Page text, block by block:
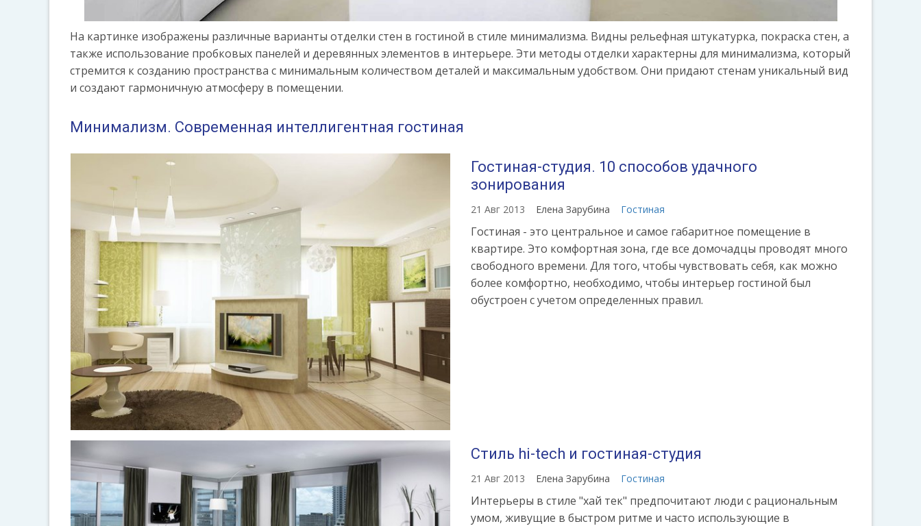
На картинке изображены различные варианты отделки стен в гостиной в стиле минимализма. Видны рельефная штукатурка, покраска стен, а
также использование пробковых панелей и деревянных элементов в интерьере. Эти методы отделки характерны для минимализма, который
стремится к созданию пространства с минимальным количеством деталей и максимальным удобством. Они придают стенам уникальный вид
и создают гармоничную атмосферу в помещении.
Минимализм. Современная интеллигентная гостиная
Гостиная-студия. 10 способов удачного
зонирования
21 Авг 2013 Елена Зарубина Гостиная
Гостиная - это центральное и самое габаритное помещение в
квартире. Это комфортная зона, где все домочадцы проводят много
свободного времени. Для того, чтобы чувствовать себя, как можно
более комфортно, необходимо, чтобы интерьер гостиной был
обустроен с учетом определенных правил.
Стиль hi-tech и гостиная-студия
21 Авг 2013 Елена Зарубина Гостиная
Интерьеры в стиле "хай тек" предпочитают люди с рациональным
умом, живущие в быстром ритме и часто использующие в